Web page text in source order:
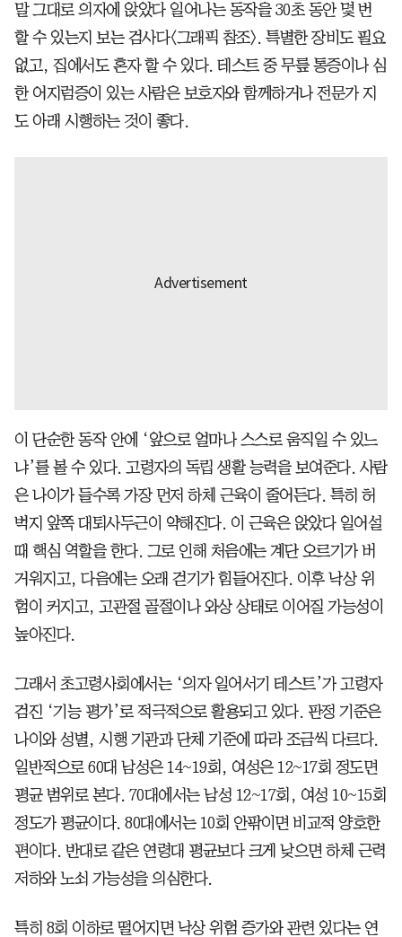
말 그대로 의자에 앉았다 일어나는 동작을 30초 동안 몇 번
할 수 있는지 보는 검사다<그래픽 참조>. 특별한 장비도 필요
없고, 집에서도 혼자 할 수 있다. 테스트 중 무릎 통증이나 심
한 어지럼증이 있는 사람은 보호자와 함께하거나 전문가 지
도 아래 시행하는 것이 좋다.
이 단순한 동작 안에 ‘앞으로 얼마나 스스로 움직일 수 있느
냐’를 볼 수 있다. 고령자의 독립 생활 능력을 보여준다. 사람
은 나이가 들수록 가장 먼저 하체 근육이 줄어든다. 특히 허
벅지 앞쪽 대퇴사두근이 약해진다. 이 근육은 앉았다 일어설
때 핵심 역할을 한다. 그로 인해 처음에는 계단 오르기가 버
거워지고, 다음에는 오래 걷기가 힘들어진다. 이후 낙상 위
험이 커지고, 고관절 골절이나 와상 상태로 이어질 가능성이
높아진다.
그래서 초고령사회에서는 ‘의자 일어서기 테스트’가 고령자
검진 ‘기능 평가’로 적극적으로 활용되고 있다. 판정 기준은
나이와 성별, 시행 기관과 단체 기준에 따라 조금씩 다르다.
일반적으로 60대 남성은 14~19회, 여성은 12~17회 정도면
평균 범위로 본다. 70대에서는 남성 12~17회, 여성 10~15회
정도가 평균이다. 80대에서는 10회 안팎이면 비교적 양호한
편이다. 반대로 같은 연령대 평균보다 크게 낮으면 하체 근력
저하와 노쇠 가능성을 의심한다.
특히 8회 이하로 떨어지면 낙상 위험 증가와 관련 있다는 연